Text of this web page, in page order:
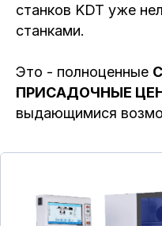
станков KDT уже
станками.
Это - полноценные
ПРИСАДОЧНЫЕ
выдающимися